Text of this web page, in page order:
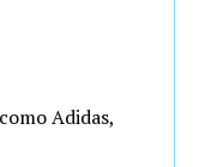
Adidas,